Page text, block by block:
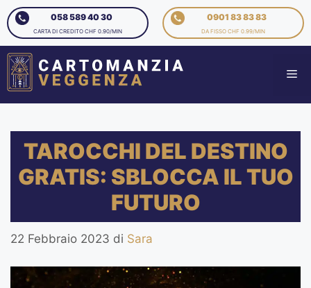
058 589 40 30
CARTA DI CREDITO CHF 0.90/MIN
0901 83 83 83
DA FISSO CHF 0.99/MIN
TAROCCHI DEL DESTINO
GRATIS: SBLOCCA IL TUO
FUTURO
22 Febbraio 2023 di Sara